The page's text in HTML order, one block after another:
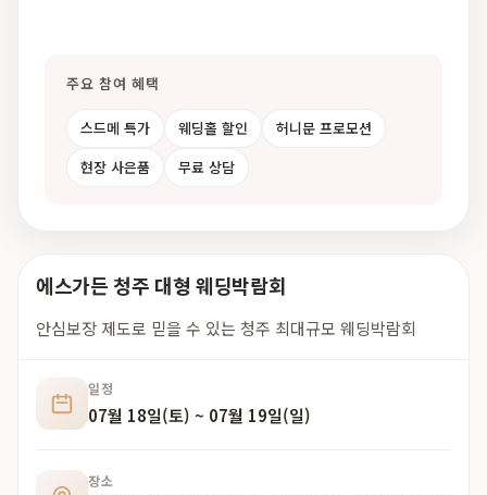
주요 참여 혜택
스드메 특가 웨딩홀 할인
허니문 프로모션
현장 사은품
무료 상담
에스가든 청주 대형 웨딩박람회
안심보장 제도로 믿을 수 있는 청주 최대규모 웨딩박람회
일정
07월 18일(토) ~ 07월 19일(일)
장소